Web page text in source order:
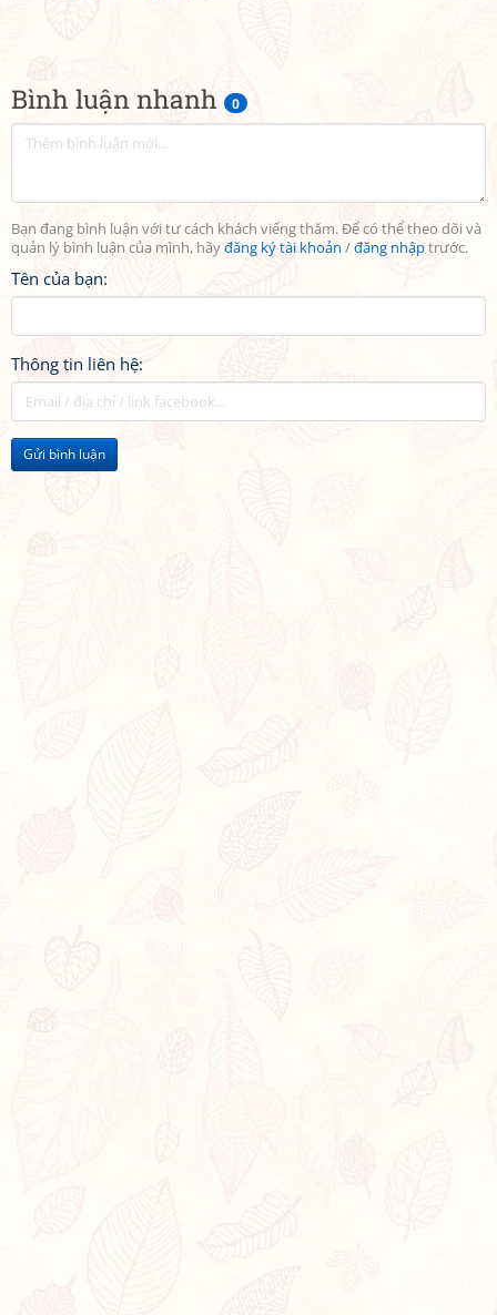
Bình luận nhanh 0
Bạn đang bình luận với tư cách khách viếng thăm. Để có thể theo dõi và
quản lý bình luận của mình, hãyđăng ký tài khoản /đăng nhậptrước.
Tên của bạn:
Thông tin liên hệ:
Gửi bình luận